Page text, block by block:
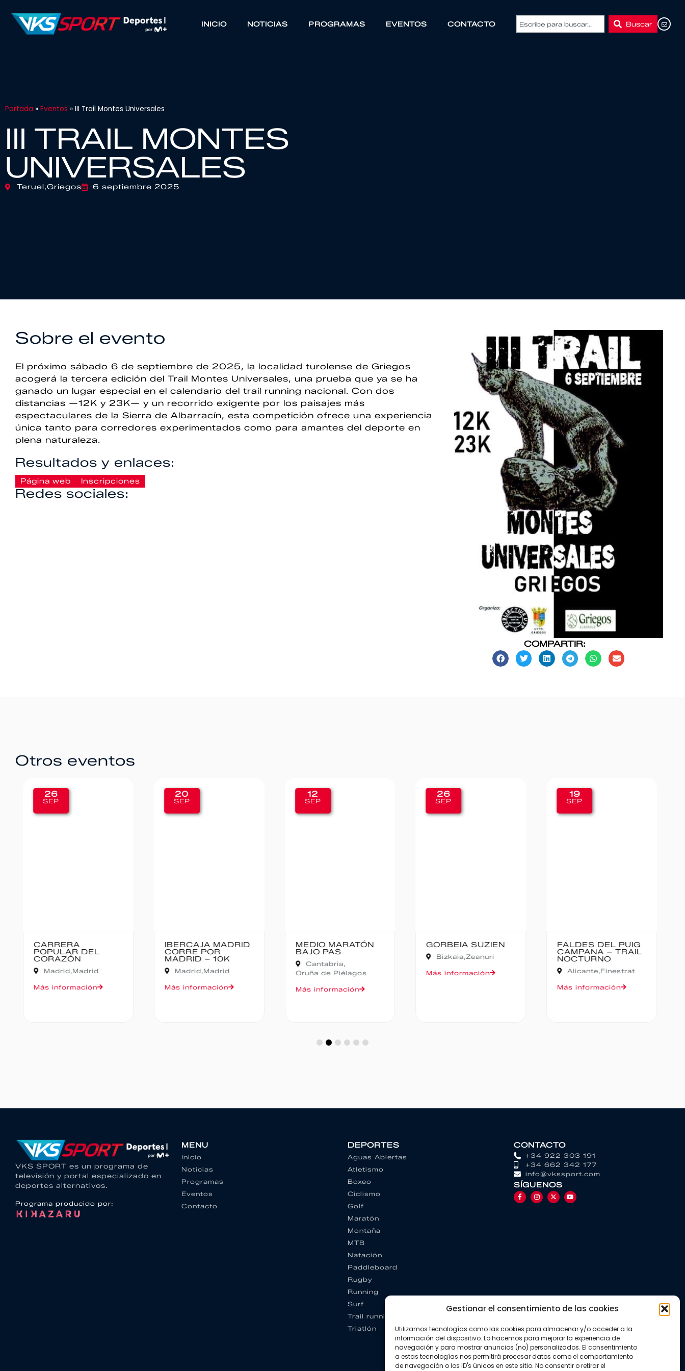
Gestionar el consentimiento de las cookies
Utilizamos tecnologías como las cookies para almacenar y/o acceder a la
información del dispositivo. Lo hacemos para mejorar la experiencia de
navegación y para mostrar anuncios (no) personalizados. El consentimiento
a estas tecnologías nos permitirá procesar datos como el comportamiento
de navegación o los ID's únicos en este sitio. No consentir o retirar el
INICIO NOTICIAS PROGRAMAS EVENTOS CONTACTO Buscar
Portada » Eventos » III Trail Montes Universales
III TRAIL MONTES
UNIVERSALES
Teruel,Griegos 6 septiembre 2025
Sobre el evento
El próximo sábado 6 de septiembre de 2025, la localidad turolense de Griegos
acogerá la tercera edición del Trail Montes Universales, una prueba que ya se ha
ganado un lugar especial en el calendario del trail running nacional. Con dos
distancias —12K y 23K— y un recorrido exigente por los paisajes más
espectaculares de la Sierra de Albarracín, esta competición ofrece una experiencia
única tanto para corredores experimentados como para amantes del deporte en
plena naturaleza.
Resultados y enlaces:
Página web Inscripciones
Redes sociales:
COMPARTIR:
Otros eventos
20
SEP
IBERCAJA MADRID
CORRE POR
MADRID – 10K
Madrid,Madrid
Más información
12
SEP
MEDIO MARATÓN
BAJO PAS
Cantabria,
Oruña de Piélagos
Más información
26
SEP
GORBEIA SUZIEN
Bizkaia,Zeanuri
Más información
19
SEP
FALDES DEL PUIG
CAMPANA – TRAIL
NOCTURNO
Alicante,Finestrat
11
SEP
CANFRANC-
CANFRANC
Huesca, Canfranc
VKS SPORT es un programa de
televisión y portal especializado en
deportes alternativos.
Programa producido por:
MENU
Inicio
Noticias
Programas
Eventos
Contacto
DEPORTES
Aguas Abiertas
Atletismo
Boxeo
Ciclismo
Golf
Maratón
Montaña
MTB
Natación
Paddleboard
Rugby
Running
Surf
Trail running
Triatlón
CONTACTO
+34 922 303 191
+34 662 342 177
info@vkssport.com
SÍGUENOS